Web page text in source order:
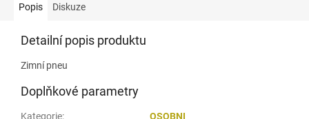
Popis Diskuze
Detailní popis produktu
Zimní pneu
Doplňkové parametry
Kategorie:
OSOBNI